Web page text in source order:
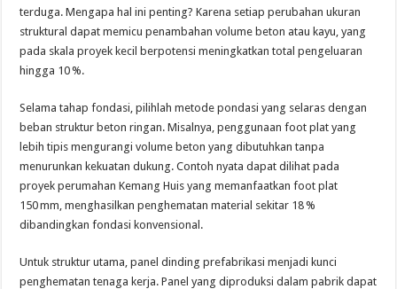
terduga. Mengapa hal ini penting? Karena setiap perubahan ukuran
struktural dapat memicu penambahan volume beton atau kayu, yang
pada skala proyek kecil berpotensi meningkatkan total pengeluaran
hingga 10 %.
Selama tahap fondasi, pilihlah metode pondasi yang selaras dengan
beban struktur beton ringan. Misalnya, penggunaan foot plat yang
lebih tipis mengurangi volume beton yang dibutuhkan tanpa
menurunkan kekuatan dukung. Contoh nyata dapat dilihat pada
proyek perumahan Kemang Huis yang memanfaatkan foot plat
150 mm, menghasilkan penghematan material sekitar 18 %
dibandingkan fondasi konvensional.
Untuk struktur utama, panel dinding prefabrikasi menjadi kunci
penghematan tenaga kerja. Panel yang diproduksi dalam pabrik dapat